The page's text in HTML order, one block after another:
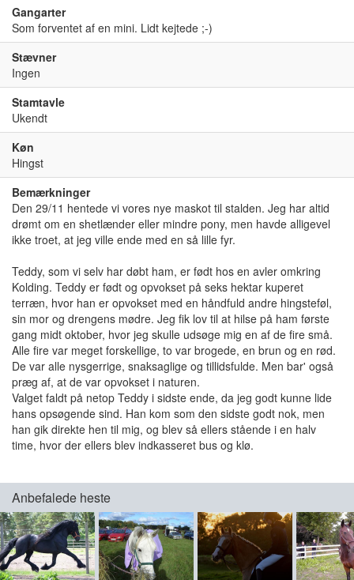
Gangarter
Som forventet af en mini. Lidt kejtede ;-)
Stævner
Ingen
Stamtavle
Ukendt
Køn
Hingst
Bemærkninger
Den 29/11 hentede vi vores nye maskot til stalden. Jeg har altid
drømt om en shetlænder eller mindre pony, men havde alligevel
ikke troet, at jeg ville ende med en så lille fyr.
Teddy, som vi selv har døbt ham, er født hos en avler omkring
Kolding. Teddy er født og opvokset på seks hektar kuperet
terræn, hvor han er opvokset med en håndfuld andre hingsteføl,
sin mor og drengens mødre. Jeg fik lov til at hilse på ham første
gang midt oktober, hvor jeg skulle udsøge mig en af de fire små.
Alle fire var meget forskellige, to var brogede, en brun og en rød.
De var alle nysgerrige, snaksaglige og tillidsfulde. Men bar' også
præg af, at de var opvokset i naturen.
Valget faldt på netop Teddy i sidste ende, da jeg godt kunne lide
hans opsøgende sind. Han kom som den sidste godt nok, men
han gik direkte hen til mig, og blev så ellers stående i en halv
time, hvor der ellers blev indkasseret bus og klø.
Anbefalede heste